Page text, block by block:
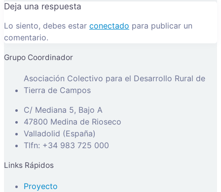
Deja una respuesta
Lo siento, debes estar conectado para publicar un
comentario.
Grupo Coordinador
Asociación Colectivo para el Desarrollo Rural de
Tierra de Campos
C/ Mediana 5, Bajo A
47800 Medina de Rioseco
Valladolid (España)
Tlfn: +34 983 725 000
Links Rápidos
Proyecto